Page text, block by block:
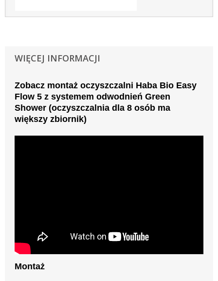
WIĘCEJ INFORMACJI
Zobacz montaż oczyszczalni Haba Bio Easy
Flow 5 z systemem odwodnień Green
Shower (oczyszczalnia dla 8 osób ma
większy zbiornik)
Montaż